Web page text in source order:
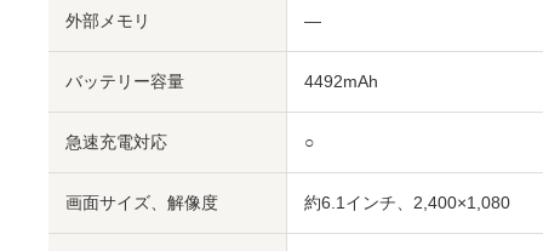
外部メモリ ―
バッテリー容量 4492mAh
急速充電対応 ○
画面サイズ、解像度 約6.1インチ、2,400×1,080